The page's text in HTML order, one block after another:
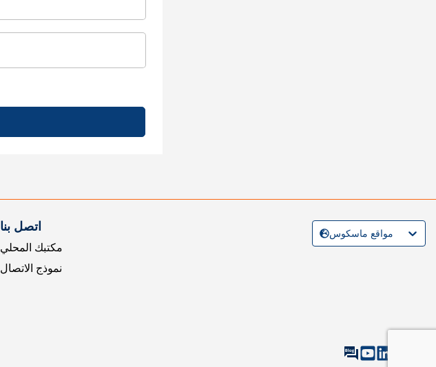
اتصل بنا
مكتبك المحلي
نموذج الاتصال
مواقع ماسكوس